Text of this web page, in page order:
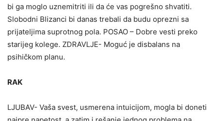
bi ga moglo uznemitriti ili da će vas pogrešno shvatiti.
Slobodni Blizanci bi danas trebali da budu oprezni sa
prijateljima suprotnog pola. POSAO – Dobre vesti preko
starijeg kolege. ZDRAVLJE- Moguć je disbalans na
psihičkom planu.
RAK
LJUBAV- Vaša svest, usmerena intuicijom, mogla bi doneti